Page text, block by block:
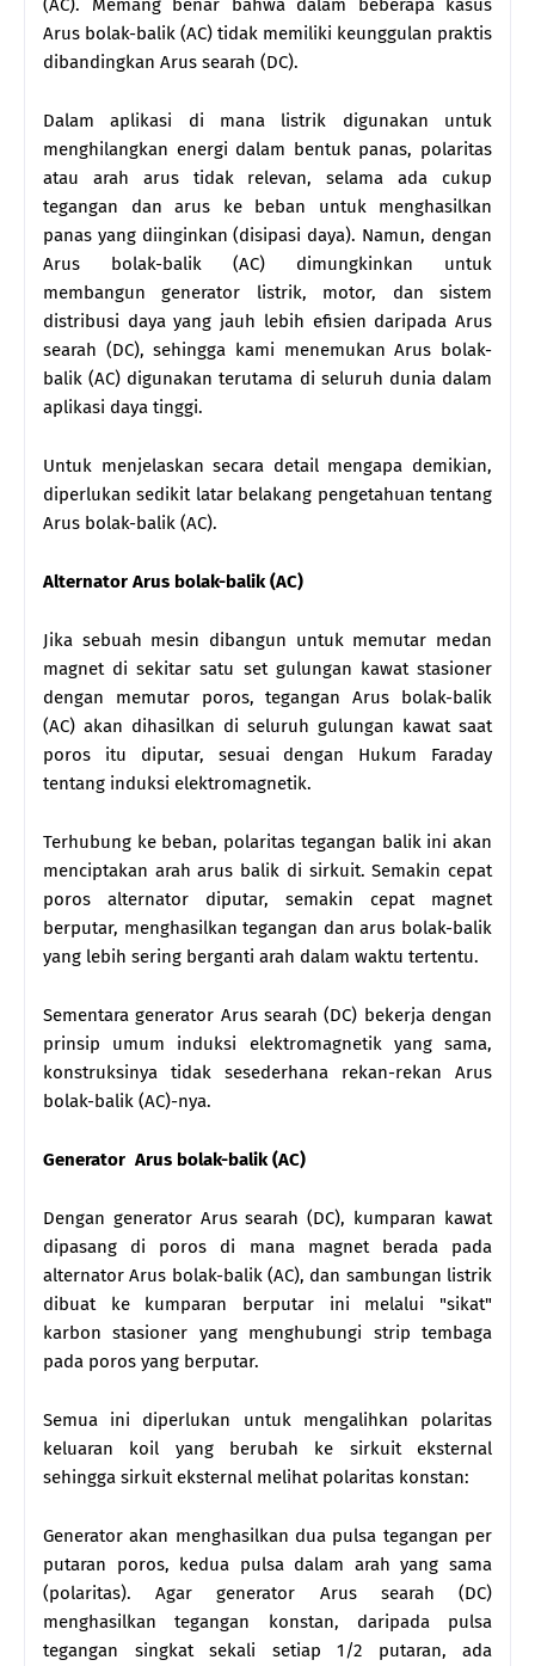
(AC). Memang benar bahwa dalam beberapa kasus
Arus bolak-balik (AC) tidak memiliki keunggulan praktis
dibandingkan Arus searah (DC).
Dalam aplikasi di mana listrik digunakan untuk
menghilangkan energi dalam bentuk panas, polaritas
atau arah arus tidak relevan, selama ada cukup
tegangan dan arus ke beban untuk menghasilkan
panas yang diinginkan (disipasi daya). Namun, dengan
Arus bolak-balik (AC) dimungkinkan untuk
membangun generator listrik, motor, dan sistem
distribusi daya yang jauh lebih efisien daripada Arus
searah (DC), sehingga kami menemukan Arus bolak-
balik (AC) digunakan terutama di seluruh dunia dalam
aplikasi daya tinggi.
Untuk menjelaskan secara detail mengapa demikian,
diperlukan sedikit latar belakang pengetahuan tentang
Arus bolak-balik (AC).
Alternator Arus bolak-balik (AC)
Jika sebuah mesin dibangun untuk memutar medan
magnet di sekitar satu set gulungan kawat stasioner
dengan memutar poros, tegangan Arus bolak-balik
(AC) akan dihasilkan di seluruh gulungan kawat saat
poros itu diputar, sesuai dengan Hukum Faraday
tentang induksi elektromagnetik.
Terhubung ke beban, polaritas tegangan balik ini akan
menciptakan arah arus balik di sirkuit. Semakin cepat
poros alternator diputar, semakin cepat magnet
berputar, menghasilkan tegangan dan arus bolak-balik
yang lebih sering berganti arah dalam waktu tertentu.
Sementara generator Arus searah (DC) bekerja dengan
prinsip umum induksi elektromagnetik yang sama,
konstruksinya tidak sesederhana rekan-rekan Arus
bolak-balik (AC)-nya.
Generator Arus bolak-balik (AC)
Dengan generator Arus searah (DC), kumparan kawat
dipasang di poros di mana magnet berada pada
alternator Arus bolak-balik (AC), dan sambungan listrik
dibuat ke kumparan berputar ini melalui "sikat"
karbon stasioner yang menghubungi strip tembaga
pada poros yang berputar.
Semua ini diperlukan untuk mengalihkan polaritas
keluaran koil yang berubah ke sirkuit eksternal
sehingga sirkuit eksternal melihat polaritas konstan:
Generator akan menghasilkan dua pulsa tegangan per
putaran poros, kedua pulsa dalam arah yang sama
(polaritas). Agar generator Arus searah (DC)
menghasilkan tegangan konstan, daripada pulsa
tegangan singkat sekali setiap 1/2 putaran, ada